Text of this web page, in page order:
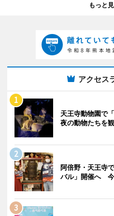
もっと
アクセス
天王寺動物園で
夜の動物たちを
阿倍野・天王寺
バル」開催へ